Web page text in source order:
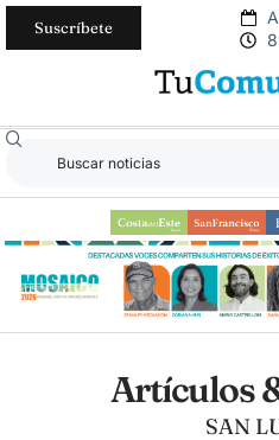
Suscríbete
Artículos
SAN